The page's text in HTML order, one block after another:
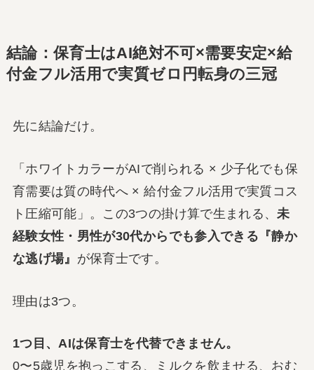
結論：保育士はAI絶対不可×需要安定×給
付金フル活用で実質ゼロ円転身の三冠
先に結論だけ。
「ホワイトカラーがAIで削られる × 少子化でも保
育需要は質の時代へ × 給付金フル活用で実質コス
ト圧縮可能」。この3つの掛け算で生まれる、未
経験女性・男性が30代からでも参入できる『静か
な逃げ場』 が保育士です。
理由は3つ。
1つ目、AIは保育士を代替できません。
0〜5歳児を抱っこする、ミルクを飲ませる、おむ